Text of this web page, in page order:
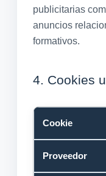
publicitarias
anuncios
formativos.
4. Cookies
Cookie
Proveedor